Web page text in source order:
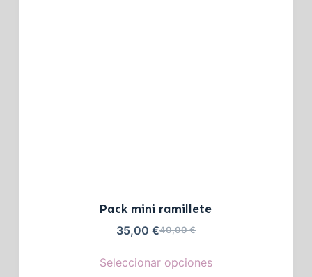
Pack mini ramillete
40,00€
35,00 €
Seleccionar opciones